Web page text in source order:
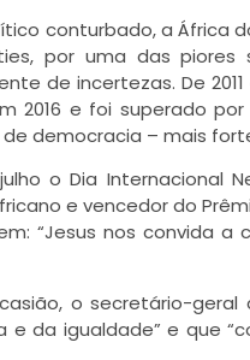
conturbado, a
por uma das
de incertezas. De
2016 e foi superado
democracia – mais
o Dia Internacional
e vencedor do
“Jesus nos convida
o secretário-geral
e da igualdade” e que